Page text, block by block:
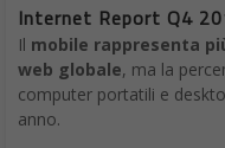
Internet Report Q4
Il mobile rappresenta
web globale, ma la
computer portatili e
anno.